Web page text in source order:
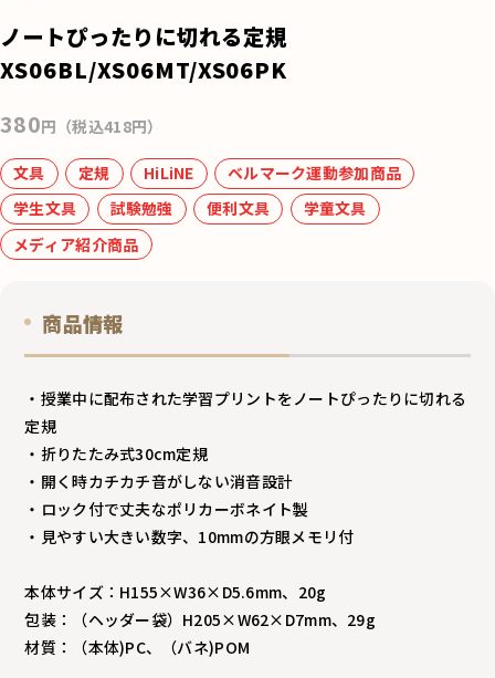
e
b
k
ノートぴったりに切れる定規
XS06BL/XS06MT/XS06PK
380円（税込418円）
文具 定規 HiLiNE
ベルマーク運動参加商品
学生文具
試験勉強 便利文具
学童文具
メディア紹介商品
商品情報
・授業中に配布された学習プリントをノートぴったりに切れる
定規
・折りたたみ式30cm定規
・開く時カチカチ音がしない消音設計
・ロック付で丈夫なポリカーボネイト製
・見やすい大きい数字、10mmの方眼メモリ付
本体サイズ：H155×W36×D5.6mm、20g
包装：（ヘッダー袋）H205×W62×D7mm、29g
材質：（本体)PC、（バネ)POM